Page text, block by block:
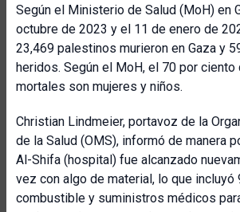
Según el Ministerio de Salud (MoH) en
octubre de 2023 y el 11 de enero de
23,469 palestinos murieron en Gaza y
heridos. Según el MoH, el 70 por
mortales son mujeres y niños.
Christian Lindmeier, portavoz de la
de la Salud (OMS), informó de manera
Al-Shifa (hospital) fue alcanzado
vez con algo de material, lo que
combustible y suministros médicos